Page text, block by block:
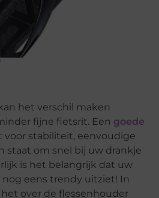
het verschil maken
fijne fietsrit. Een goede
voor stabiliteit, eenvoudige
staat om snel bij uw drankje
is het belangrijk dat uw
eens trendy uitziet! In
over de flessenhouder